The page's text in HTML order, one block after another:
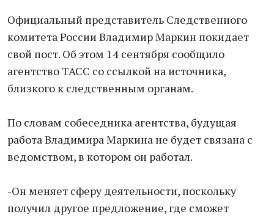
Официальный представитель Следственного
комитета России Владимир Маркин покидает
свой пост. Об этом 14 сентября сообщило
агентство ТАСС со ссылкой на источника,
близкого к следственным органам.
По словам собеседника агентства, будущая
работа Владимира Маркина не будет связана с
ведомством, в котором он работал.
-Он меняет сферу деятельности, поскольку
получил другое предложение, где сможет